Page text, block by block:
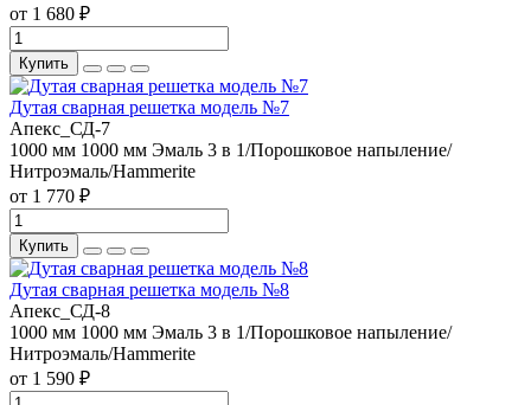
от 1 680 ₽
Купить
Дутая сварная решетка модель №7
Апекс_СД-7
1000 мм 1000 мм Эмаль 3 в 1/Порошковое напыление/
Нитроэмаль/Hammerite
от 1 770 ₽
Купить
Дутая сварная решетка модель №8
Апекс_СД-8
1000 мм 1000 мм Эмаль 3 в 1/Порошковое напыление/
Нитроэмаль/Hammerite
от 1 590 ₽